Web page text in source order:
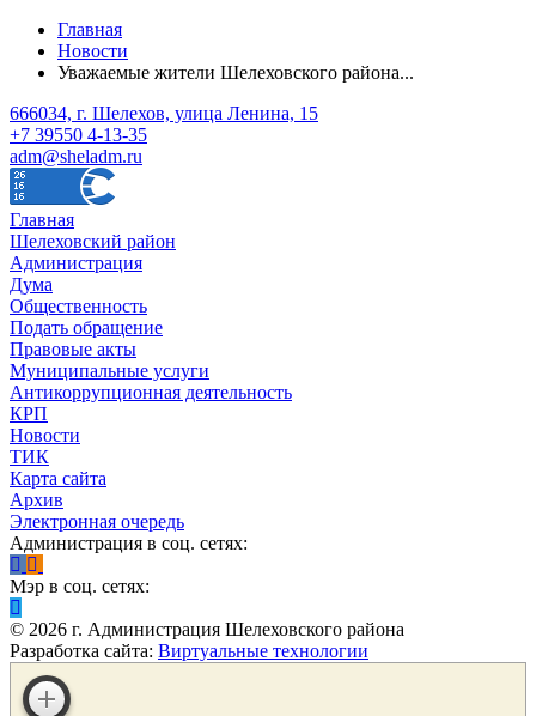
Главная
Новости
Уважаемые жители Шелеховского района...
666034, г. Шелехов, улица Ленина, 15
+7 39550 4-13-35
adm@sheladm.ru
Главная
Шелеховский район
Администрация
Дума
Общественность
Подать обращение
Правовые акты
Муниципальные услуги
Антикоррупционная деятельность
КРП
Новости
ТИК
Карта сайта
Архив
Электронная очередь
Администрация в соц. сетях:
Мэр в соц. сетях:
© 2026 г. Администрация Шелеховского района
Разработка сайта: Виртуальные технологии